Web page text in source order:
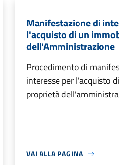
Manifestazione di
l'acquisto di un
dell'Amministrazione
Procedimento di
interesse per l'acquisto
proprietà
VAI ALLA PAGINA